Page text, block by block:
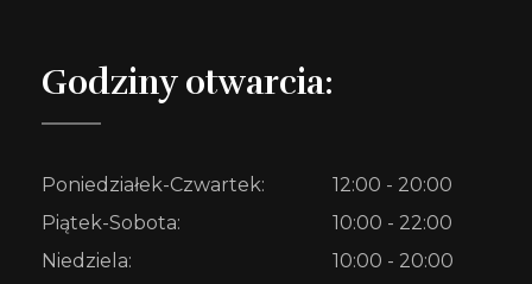
Godziny otwarcia:
Poniedziałek-Czwartek:
12:00 - 20:00
Piątek-Sobota:
10:00 - 22:00
Niedziela:
10:00 - 20:00